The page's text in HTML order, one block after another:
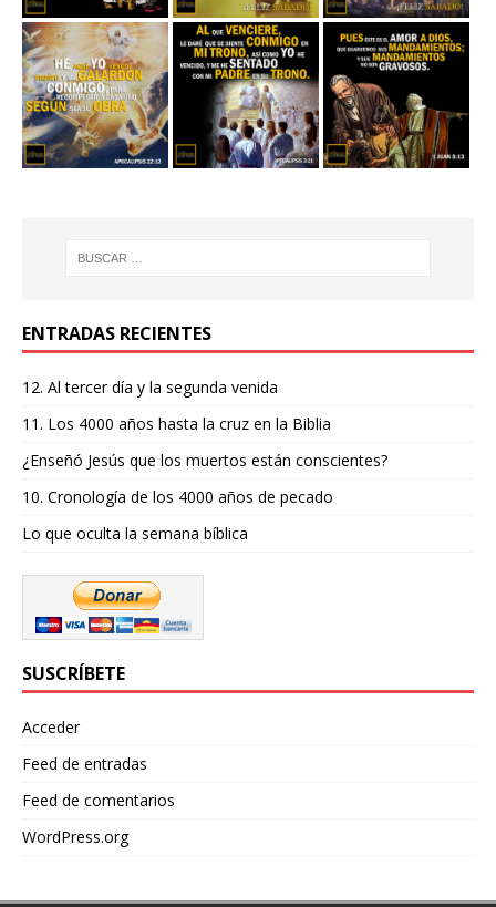
ENTRADAS RECIENTES
12. Al tercer día y la segunda venida
11. Los 4000 años hasta la cruz en la Biblia
¿Enseñó Jesús que los muertos están conscientes?
10. Cronología de los 4000 años de pecado
Lo que oculta la semana bíblica
SUSCRÍBETE
Acceder
Feed de entradas
Feed de comentarios
WordPress.org